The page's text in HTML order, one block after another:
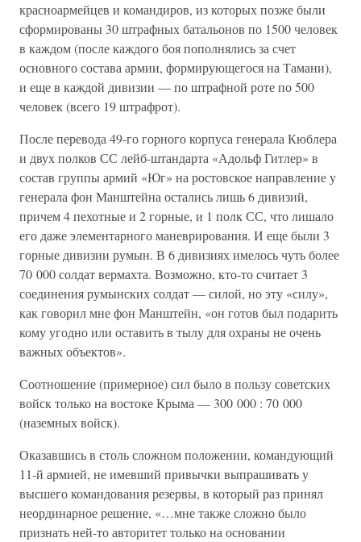
красноармейцев и командиров, из которых позже были
сформированы 30 штрафных батальонов по 1500 человек
в каждом (после каждого боя пополнялись за счет
основного состава армии, формирующегося на Тамани),
и еще в каждой дивизии — по штрафной роте по 500
человек (всего 19 штрафрот).
После перевода 49-го горного корпуса генерала Кюблера
и двух полков СС лейб-штандарта «Адольф Гитлер» в
состав группы армий «Юг» на ростовское направление у
генерала фон Манштейна остались лишь 6 дивизий,
причем 4 пехотные и 2 горные, и 1 полк СС, что лишало
его даже элементарного маневрирования. И еще были 3
горные дивизии румын. В 6 дивизиях имелось чуть более
70 000 солдат вермахта. Возможно, кто-то считает 3
соединения румынских солдат — силой, но эту «силу»,
как говорил мне фон Манштейн, «он готов был подарить
кому угодно или оставить в тылу для охраны не очень
важных объектов».
Соотношение (примерное) сил было в пользу советских
войск только на востоке Крыма — 300 000 : 70 000
(наземных войск).
Оказавшись в столь сложном положении, командующий
11-й армией, не имевший привычки выпрашивать у
высшего командования резервы, в который раз принял
неординарное решение, «…мне также сложно было
признать ней-то авторитет только на основании